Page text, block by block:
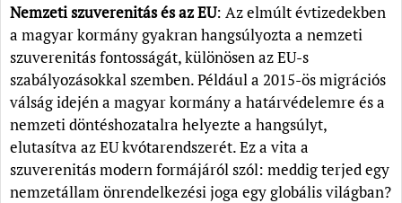
Nemzeti szuverenitás és az EU: Az elmúlt évtizedekben
a magyar kormány gyakran hangsúlyozta a nemzeti
szuverenitás fontosságát, különösen az EU-s
szabályozásokkal szemben. Például a 2015-ös migrációs
válság idején a magyar kormány a határvédelemre és a
nemzeti döntéshozatalra helyezte a hangsúlyt,
elutasítva az EU kvótarendszerét. Ez a vita a
szuverenitás modern formájáról szól: meddig terjed egy
nemzetállam önrendelkezési joga egy globális világban?